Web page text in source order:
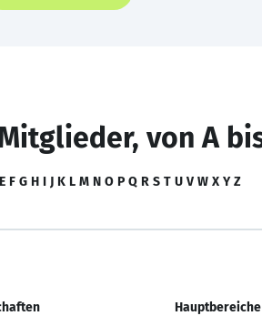
von A
E F G H I J K L M N O P Q R S T U V W X Y Z
Hauptbereiche